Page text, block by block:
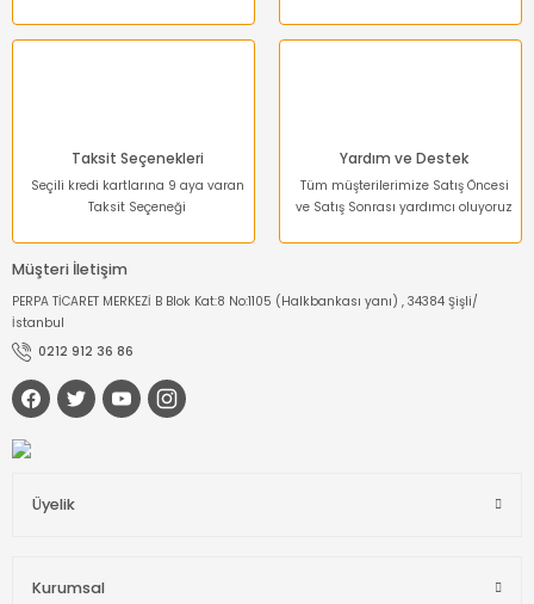
Gönder
Taksit Seçenekleri
Seçili kredi kartlarına 9 aya varan
Taksit Seçeneği
Yardım ve Destek
Tüm müşterilerimize Satış Öncesi
ve Satış Sonrası yardımcı oluyoruz
Müşteri İletişim
PERPA TİCARET MERKEZİ B Blok Kat:8 No:1105 (Halkbankası yanı) , 34384 Şişli/
İstanbul
0212 912 36 86
Üyelik
Kurumsal